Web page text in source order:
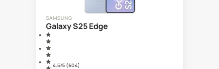
SAMSUNG
Galaxy S25 Edge
4.5/5 (604)